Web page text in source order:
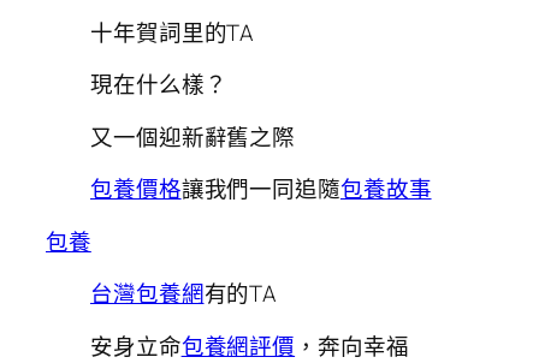
十年賀詞里的TA
現在什么樣？
又一個迎新辭舊之際
包養價格讓我們一同追隨包養故事
包養
台灣包養網有的TA
安身立命包養網評價 ，奔向幸福